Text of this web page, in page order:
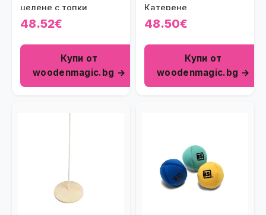
целене с топки
48.52€
Купи от
woodenmagic.bg →
Катерене
48.50€
Купи от
woodenmagic.bg →